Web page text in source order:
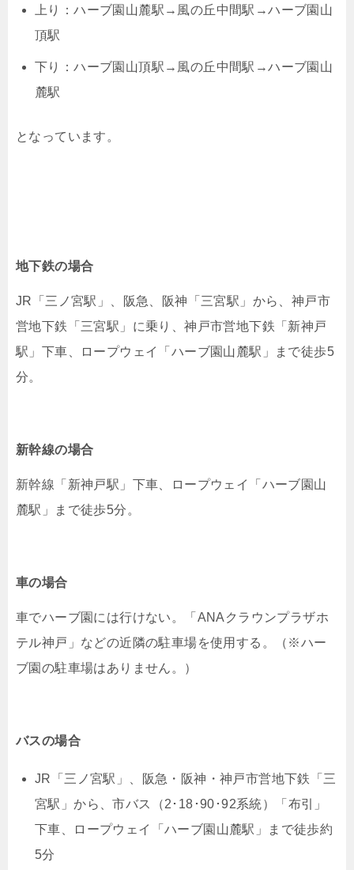
上り：ハーブ園山麓駅→風の丘中間駅→ハーブ園山
頂駅
下り：ハーブ園山頂駅→風の丘中間駅→ハーブ園山
麓駅
となっています。
地下鉄の場合
JR「三ノ宮駅」、阪急、阪神「三宮駅」から、神戸市
営地下鉄「三宮駅」に乗り、神戸市営地下鉄「新神戸
駅」下車、ロープウェイ「ハーブ園山麓駅」まで徒歩5
分。
新幹線の場合
新幹線「新神戸駅」下車、ロープウェイ「ハーブ園山
麓駅」まで徒歩5分。
車の場合
車でハーブ園には行けない。「ANAクラウンプラザホ
テル神戸」などの近隣の駐車場を使用する。（※ハー
ブ園の駐車場はありません。）
バスの場合
JR「三ノ宮駅」、阪急・阪神・神戸市営地下鉄「三
宮駅」から、市バス（2･18･90･92系統）「布引」
下車、ロープウェイ「ハーブ園山麓駅」まで徒歩約
5分